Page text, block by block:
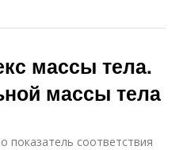
массы тела.
массы тела
показатель соответствия